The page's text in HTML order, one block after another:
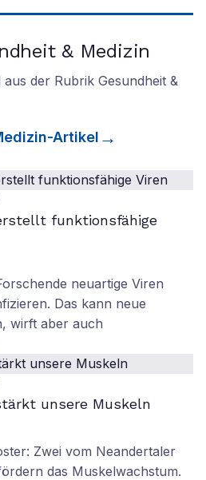
& Medizin
aus der Rubrik Gesundheit &
-Artikel
funktionsfähige
neuartige Viren
Das kann neue
wirft aber auch
unsere Muskeln
Zwei vom Neandertaler
das Muskelwachstum.